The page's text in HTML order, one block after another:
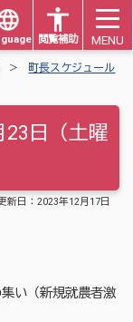
閲覧補助 MENU
町長スケジュール
23日（土曜
新日： 2023年12月17日
い（新規就農者激